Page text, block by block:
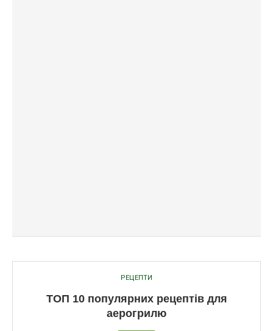
РЕЦЕПТИ
ТОП 10 популярних рецептів для
аерогрилю